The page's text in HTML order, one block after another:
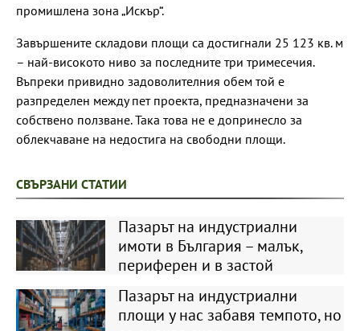
промишлена зона „Искър“.
Завършените складови площи са достигнали 25 123 кв. м
– най-високото ниво за последните три тримесечия.
Въпреки привидно задоволителния обем той е
разпределен между пет проекта, предназначени за
собствено ползване. Така това не е допринесло за
облекчаване на недостига на свободни площи.
СВЪРЗАНИ СТАТИИ
Пазарът на индустриални
имоти в България – малък,
периферен и в застой
Пазарът на индустриални
площи у нас забавя темпото, но